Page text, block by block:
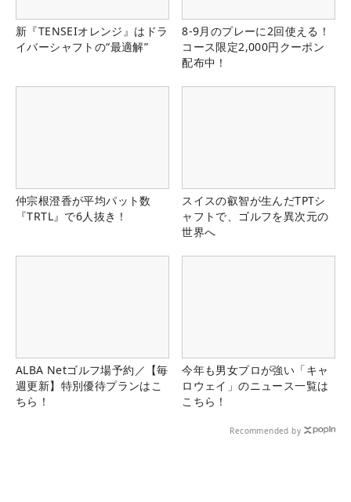
新『TENSEIオレンジ』はドラ
イバーシャフトの“最適解”
8-9月のプレーに2回使える！
コース限定2,000円クーポン
配布中！
仲宗根澄香が平均パット数
『TRTL』で6人抜き！
スイスの叡智が生んだTPTシ
ャフトで、ゴルフを異次元の
世界へ
ALBA Netゴルフ場予約／【毎
週更新】特別優待プランはこ
ちら！
今年も男女プロが強い「キャ
ロウェイ」のニュース一覧は
こちら！
Recommended by